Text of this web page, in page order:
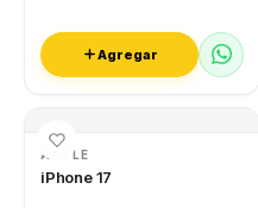
Agregar
APPLE
iPhone 17